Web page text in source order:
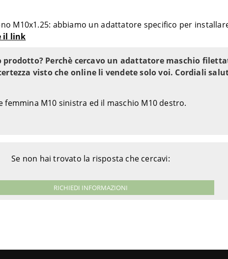
M10x1.25: abbiamo un adattatore specifico per
il link
prodotto? Perchè cercavo un adattatore maschio
visto che online li vendete solo voi. Cordiali
M10 sinistra ed il maschio M10 destro.
Se non hai trovato la risposta che cercavi:
RICHIEDI INFORMAZIONI